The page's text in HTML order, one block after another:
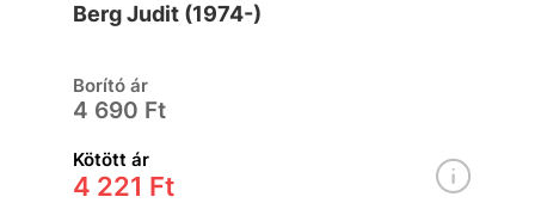
Berg Judit (1974-)
Borító ár
4 690 Ft
Kötött ár
4 221 Ft